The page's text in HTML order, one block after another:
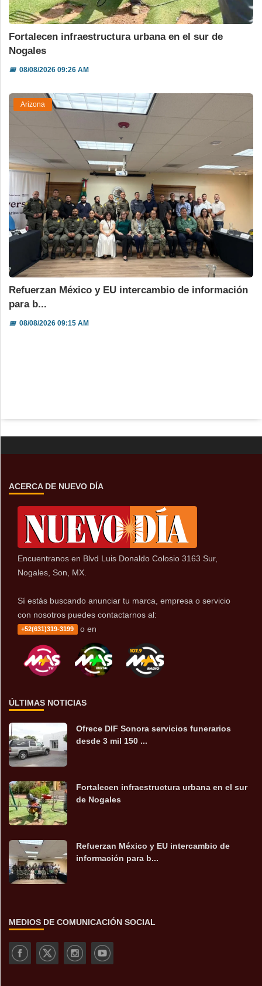
Fortalecen infraestructura urbana en el sur de
Nogales
📅08/08/2026 09:26 AM
Arizona
Refuerzan México y EU intercambio de información
para b...
📅08/08/2026 09:15 AM
ACERCA DE NUEVO DÍA
Encuentranos en Blvd Luis Donaldo Colosio 3163 Sur,
Nogales, Son, MX.
Sí estás buscando anunciar tu marca, empresa o servicio
con nosotros puedes contactarnos al:
+52(631)319-3199 o en
ÚLTIMAS NOTICIAS
Ofrece DIF Sonora servicios funerarios
desde 3 mil 150 ...
Fortalecen infraestructura urbana en el sur
de Nogales
Refuerzan México y EU intercambio de
información para b...
MEDIOS DE COMUNICACIÓN SOCIAL